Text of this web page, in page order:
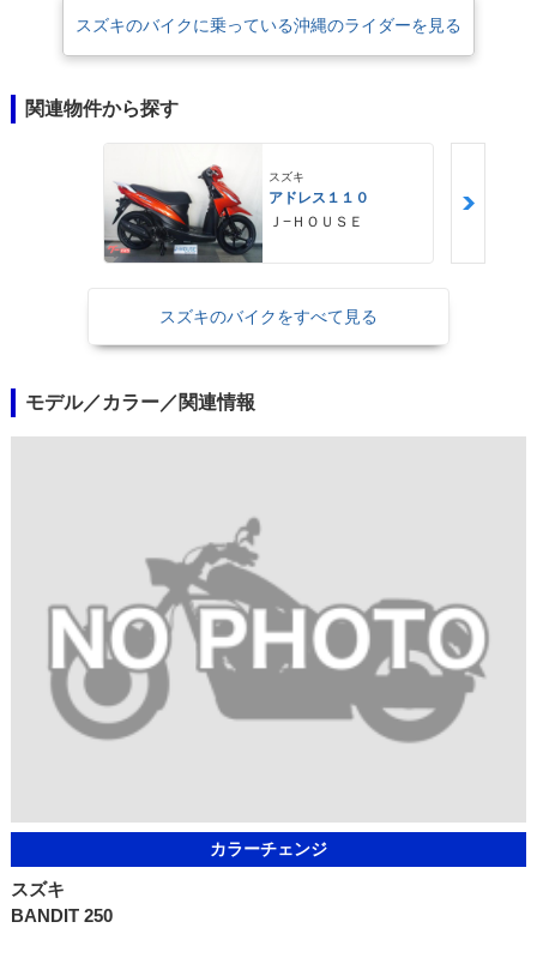
スズキのバイクに乗っている沖縄のライダーを見る
関連物件から探す
スズキ
アドレス１１０
Ｊ−ＨＯＵＳＥ
スズキのバイクをすべて見る
モデル／カラー／関連情報
カラーチェンジ
スズキ
BANDIT 250